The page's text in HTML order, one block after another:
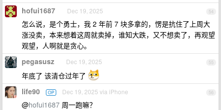
54
hofui1687 Dec 19, 2025
怎么说，是个勇士，我 2 年前 7 块多拿的，愣是抗住了上周大
涨没卖，本来想着这周就卖掉，谁知大跌，又不想卖了，再观望
观望，人啊就是贪心。
55
pegasusz Dec 19, 2025
年底了 该清仓过年了
56
life90 OP Dec 19, 2025 via iPhone
@hofui1687 周一跑嘛？